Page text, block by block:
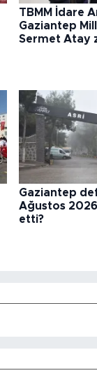
TBMM İdare
Gaziantep
Sermet Atay
Gaziantep
Ağustos
etti?